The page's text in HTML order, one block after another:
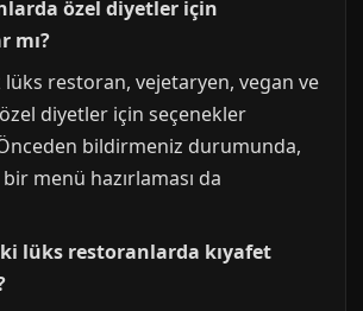
özel diyetler için
mı?
lüks restoran, vejetaryen, vegan ve
diyetler için seçenekler
bildirmeniz durumunda,
menü hazırlaması da
lüks restoranlarda kıyafet